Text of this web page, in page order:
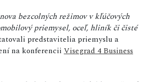
bezcolných režimov v kľúčových
priemysel, oceľ, hliník či čisté
predstavitelia priemyslu a
na konferencii Visegrad 4 Business